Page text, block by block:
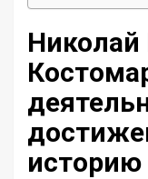
Николай
историю